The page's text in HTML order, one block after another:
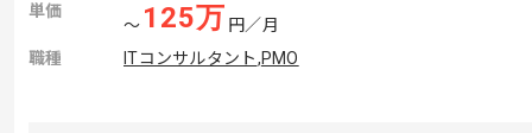
単価
〜 125万 円／月
職種
ITコンサルタント,PMO